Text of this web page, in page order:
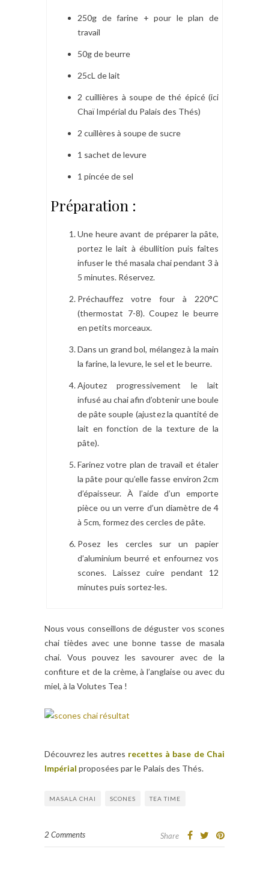
250g de farine + pour le plan de
travail
50g de beurre
25cL de lait
2 cuillières à soupe de thé épicé (ici
Chaï Impérial du Palais des Thés)
2 cuillères à soupe de sucre
1 sachet de levure
1 pincée de sel
Préparation :
Une heure avant de préparer la pâte,
portez le lait à ébullition puis faîtes
infuser le thé masala chai pendant 3 à
5 minutes. Réservez.
Préchauffez votre four à 220°C
(thermostat 7-8). Coupez le beurre
en petits morceaux.
Dans un grand bol, mélangez à la main
la farine, la levure, le sel et le beurre.
Ajoutez progressivement le lait
infusé au chai afin d’obtenir une boule
de pâte souple (ajustez la quantité de
lait en fonction de la texture de la
pâte).
Farinez votre plan de travail et étaler
la pâte pour qu’elle fasse environ 2cm
d’épaisseur. À l’aide d’un emporte
pièce ou un verre d’un diamètre de 4
à 5cm, formez des cercles de pâte.
Posez les cercles sur un papier
d’aluminium beurré et enfournez vos
scones. Laissez cuire pendant 12
minutes puis sortez-les.
Nous vous conseillons de déguster vos scones
chai tièdes avec une bonne tasse de masala
chai. Vous pouvez les savourer avec de la
confiture et de la crème, à l’anglaise ou avec du
miel, à la Volutes Tea !
Découvrez les autres recettes à base de Chai
Impérial proposées par le Palais des Thés.
MASALA CHAI SCONES TEA TIME
2 Comments Share